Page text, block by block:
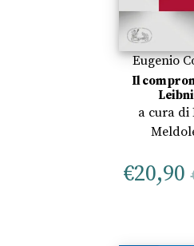
Eugenio
Il
a cura di
€20,90